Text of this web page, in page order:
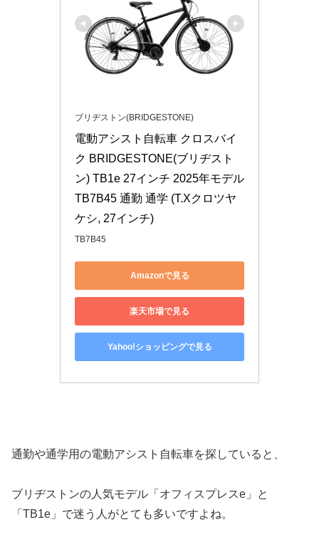
ブリヂストン(BRIDGESTONE)
電動アシスト自転車 クロスバイ
ク BRIDGESTONE(ブリヂスト
ン) TB1e 27インチ 2025年モデル
TB7B45 通勤 通学 (T.Xクロツヤ
ケシ, 27インチ)
TB7B45
Amazonで見る
楽天市場で見る
Yahoo!ショッピングで見る
通勤や通学用の電動アシスト自転車を探していると、
ブリヂストンの人気モデル「オフィスプレスe」と
「TB1e」で迷う人がとても多いですよね。